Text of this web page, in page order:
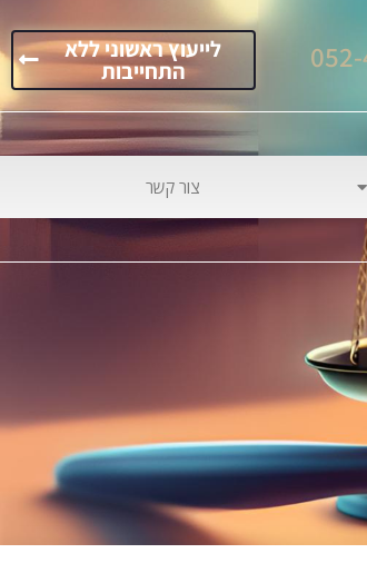
לייעוץ ראשוני ללא
התחייבות
צור קשר